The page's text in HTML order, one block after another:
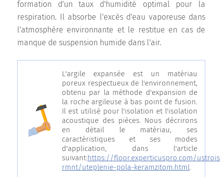
formation d'un taux d'humidité optimal pour la
respiration. Il absorbe l'excès d'eau vaporeuse dans
l'atmosphère environnante et le restitue en cas de
manque de suspension humide dans l'air.
L'argile expansée est un matériau
poreux respectueux de l'environnement,
obtenu par la méthode d'expansion de
la roche argileuse à bas point de fusion.
Il est utilisé pour l'isolation et l'isolation
acoustique des pièces. Nous décrirons
en détail le matériau, ses
caractéristiques et ses modes
d'application, dans l'article
suivant:https://floor.experticuspro.com/
rmnt/uteplenie-pola-keramzitom.html.